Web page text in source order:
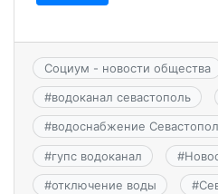
Социум - новости общества
#водоканал севастополь
#водоснабжение
#гупс водоканал #
#отключение воды #